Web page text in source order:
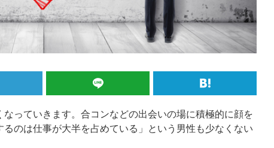
っていきます。合コンなどの出会いの場に積極的に顔を
のは仕事が大半を占めている」という男性も少なくない